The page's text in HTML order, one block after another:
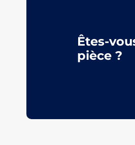
Êtes-
pièce ?